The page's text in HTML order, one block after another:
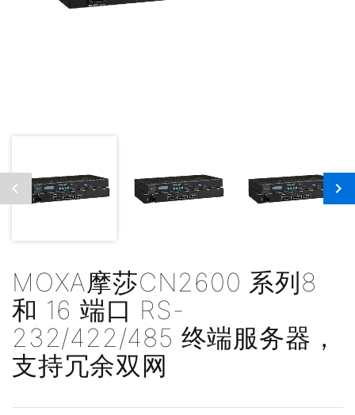
MOXA摩莎CN2600 系列8
和 16 端口 RS-
232/422/485 终端服务器，
支持冗余双网